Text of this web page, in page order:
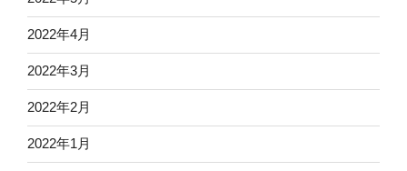
2022年4月
2022年3月
2022年2月
2022年1月